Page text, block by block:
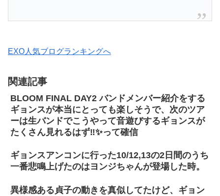
EXO人気ブログランキングへ
関連記事
BLOOM FINAL DAY2 バンドメンバー紹介をする
ギョンスが本当にとっても楽しそうで、次のツア
ーは生バンドでこうやって音遊びするギョンスが
たくさん見れるはず‼️✨って確信
ギョンスアンコンに行った10/12,13の2日間のうち
一番悲鳴上げたのはヨンジちゃんが登場した時。
異様感ある貞子の動きを真似してたけど、ギョン